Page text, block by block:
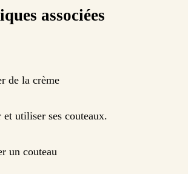
associées
de la crème
utiliser ses couteaux.
un couteau